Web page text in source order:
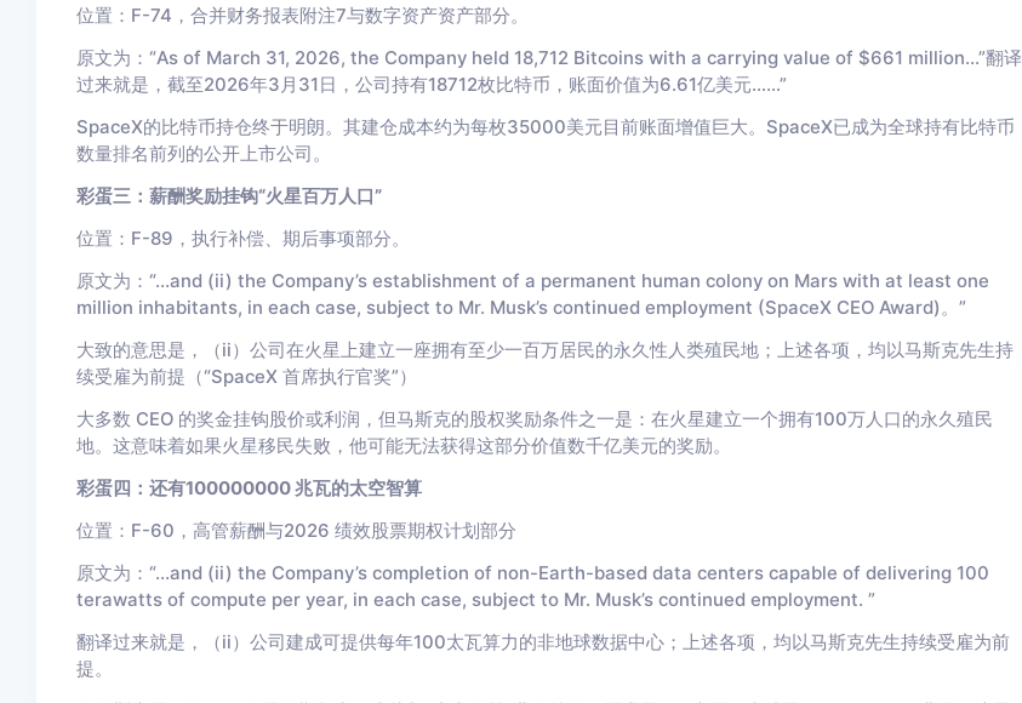
位置：F-74，合并财务报表附注7与数字资产资产部分。
原文为：“As of March 31, 2026, the Company held 18,712 Bitcoins with a carrying value of $661 million...”翻译
过来就是，截至2026年3月31日，公司持有18712枚比特币，账面价值为6.61亿美元……”
SpaceX的比特币持仓终于明朗。其建仓成本约为每枚35000美元目前账面增值巨大。SpaceX已成为全球持有比特币
数量排名前列的公开上市公司。
彩蛋三：薪酬奖励挂钩“火星百万人口”
位置：F-89，执行补偿、期后事项部分。
原文为：“...and (ii) the Company’s establishment of a permanent human colony on Mars with at least one
million inhabitants, in each case, subject to Mr. Musk’s continued employment (SpaceX CEO Award)。”
大致的意思是，（ii）公司在火星上建立一座拥有至少一百万居民的永久性人类殖民地；上述各项，均以马斯克先生持
续受雇为前提（“SpaceX 首席执行官奖”）
大多数 CEO 的奖金挂钩股价或利润，但马斯克的股权奖励条件之一是：在火星建立一个拥有100万人口的永久殖民
地。这意味着如果火星移民失败，他可能无法获得这部分价值数千亿美元的奖励。
彩蛋四：还有100000000 兆瓦的太空智算
位置：F-60，高管薪酬与2026 绩效股票期权计划部分
原文为：“...and (ii) the Company’s completion of non-Earth-based data centers capable of delivering 100
terawatts of compute per year, in each case, subject to Mr. Musk’s continued employment. ”
翻译过来就是，（ii）公司建成可提供每年100太瓦算力的非地球数据中心；上述各项，均以马斯克先生持续受雇为前
提。